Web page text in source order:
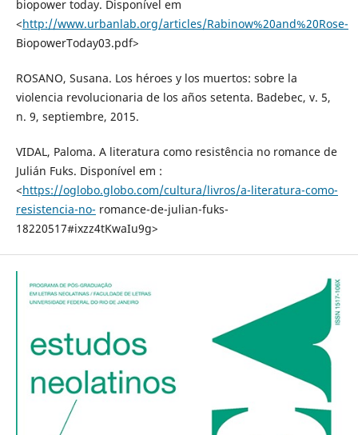
biopower today. Disponível em
<http://www.urbanlab.org/articles/Rabinow%20and%20Rose-
BiopowerToday03.pdf>
ROSANO, Susana. Los héroes y los muertos: sobre la
violencia revolucionaria de los años setenta. Badebec, v. 5,
n. 9, septiembre, 2015.
VIDAL, Paloma. A literatura como resistência no romance de
Julián Fuks. Disponível em :
<https://oglobo.globo.com/cultura/livros/a-literatura-como-
resistencia-no- romance-de-julian-fuks-
18220517#ixzz4tKwaIu9g>